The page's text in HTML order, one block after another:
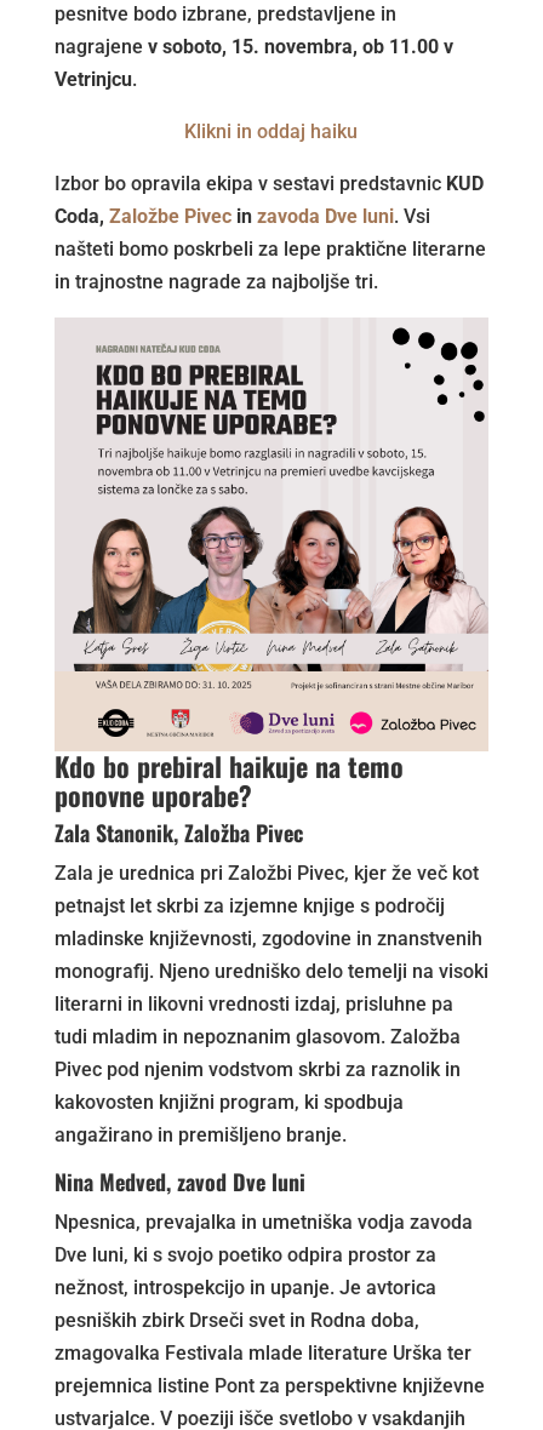
pesnitve bodo izbrane, predstavljene in
nagrajene v soboto, 15. novembra, ob 11.00 v
Vetrinjcu.
Klikni in oddaj haiku
Izbor bo opravila ekipa v sestavi predstavnic KUD
Coda, Založbe Pivecin zavoda Dve luni. Vsi
našteti bomo poskrbeli za lepe praktične literarne
in trajnostne nagrade za najboljše tri.
Kdo bo prebiral haikuje na temo
ponovne uporabe?
Zala Stanonik, Založba Pivec
Zala je urednica pri Založbi Pivec, kjer že več kot
petnajst let skrbi za izjemne knjige s področij
mladinske književnosti, zgodovine in znanstvenih
monografij. Njeno uredniško delo temelji na visoki
literarni in likovni vrednosti izdaj, prisluhne pa
tudi mladim in nepoznanim glasovom. Založba
Pivec pod njenim vodstvom skrbi za raznolik in
kakovosten knjižni program, ki spodbuja
angažirano in premišljeno branje.
Nina Medved, zavod Dve luni
Npesnica, prevajalka in umetniška vodja zavoda
Dve luni, ki s svojo poetiko odpira prostor za
nežnost, introspekcijo in upanje. Je avtorica
pesniških zbirk Drseči svet in Rodna doba,
zmagovalka Festivala mlade literature Urška ter
prejemnica listine Pont za perspektivne književne
ustvarjalce. V poeziji išče svetlobo v vsakdanjih